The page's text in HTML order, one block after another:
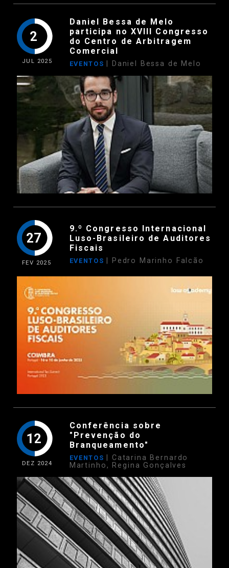
2
JUL 2025
Daniel Bessa de Melo
participa no XVIII Congresso
do Centro de Arbitragem
Comercial
EVENTOS | Daniel Bessa de Melo
27
FEV 2025
9.º Congresso Internacional
Luso-Brasileiro de Auditores
Fiscais
EVENTOS | Pedro Marinho Falcão
12
DEZ 2024
Conferência sobre
"Prevenção do
Branqueamento"
EVENTOS
| Catarina Bernardo
Martinho, Regina Gonçalves